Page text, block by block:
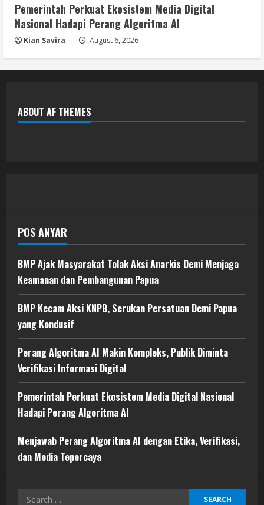
Pemerintah Perkuat Ekosistem Media Digital
Nasional Hadapi Perang Algoritma AI
Kian Savira August 6, 2026
ABOUT AF THEMES
POS ANYAR
BMP Ajak Masyarakat Tolak Aksi Anarkis Demi Menjaga
Keamanan dan Pembangunan Papua
BMP Kecam Aksi KNPB, Serukan Persatuan Demi Papua
yang Kondusif
Perang Algoritma AI Makin Kompleks, Publik Diminta
Verifikasi Informasi Digital
Pemerintah Perkuat Ekosistem Media Digital Nasional
Hadapi Perang Algoritma AI
Menjawab Perang Algoritma AI dengan Etika, Verifikasi,
dan Media Tepercaya
Search